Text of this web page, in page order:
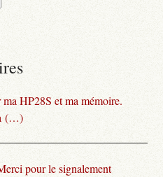
HP28S et ma mémoire.
(…)
pour le signalement